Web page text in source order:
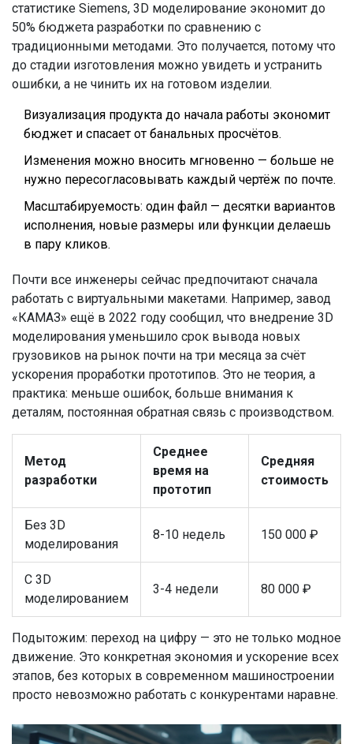
статистике Siemens, 3D моделирование экономит до
50% бюджета разработки по сравнению с
традиционными методами. Это получается, потому что
до стадии изготовления можно увидеть и устранить
ошибки, а не чинить их на готовом изделии.
Визуализация продукта до начала работы экономит
бюджет и спасает от банальных просчётов.
Изменения можно вносить мгновенно — больше не
нужно пересогласовывать каждый чертёж по почте.
Масштабируемость: один файл — десятки вариантов
исполнения, новые размеры или функции делаешь
в пару кликов.
Почти все инженеры сейчас предпочитают сначала
работать с виртуальными макетами. Например, завод
«КАМАЗ» ещё в 2022 году сообщил, что внедрение 3D
моделирования уменьшило срок вывода новых
грузовиков на рынок почти на три месяца за счёт
ускорения проработки прототипов. Это не теория, а
практика: меньше ошибок, больше внимания к
деталям, постоянная обратная связь с производством.
Метод
разработки
Среднее
время на
прототип
Средняя
стоимость
Без 3D
моделирования
8-10 недель 150 000 ₽
С 3D
моделированием
3-4 недели 80 000 ₽
Подытожим: переход на цифру — это не только модное
движение. Это конкретная экономия и ускорение всех
этапов, без которых в современном машиностроении
просто невозможно работать с конкурентами наравне.